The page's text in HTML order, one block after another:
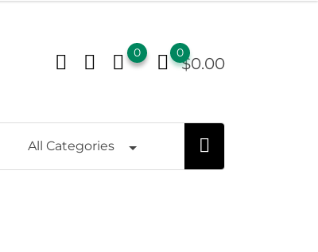
$0.00
0
0
All Categories